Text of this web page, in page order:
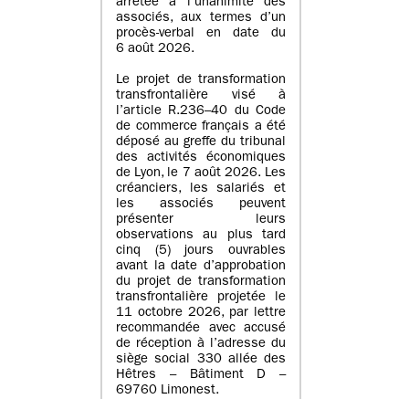
arrêtée à l’unanimité des
associés, aux termes d’un
procès-verbal en date du
6 août 2026.
Le projet de transformation
transfrontalière visé à
l’article R.236–40 du Code
de commerce français a été
déposé au greffe du tribunal
des activités économiques
de Lyon, le 7 août 2026. Les
créanciers, les salariés et
les associés peuvent
présenter leurs
observations au plus tard
cinq (5) jours ouvrables
avant la date d’approbation
du projet de transformation
transfrontalière projetée le
11 octobre 2026, par lettre
recommandée avec accusé
de réception à l’adresse du
siège social 330 allée des
Hêtres – Bâtiment D –
69760 Limonest.